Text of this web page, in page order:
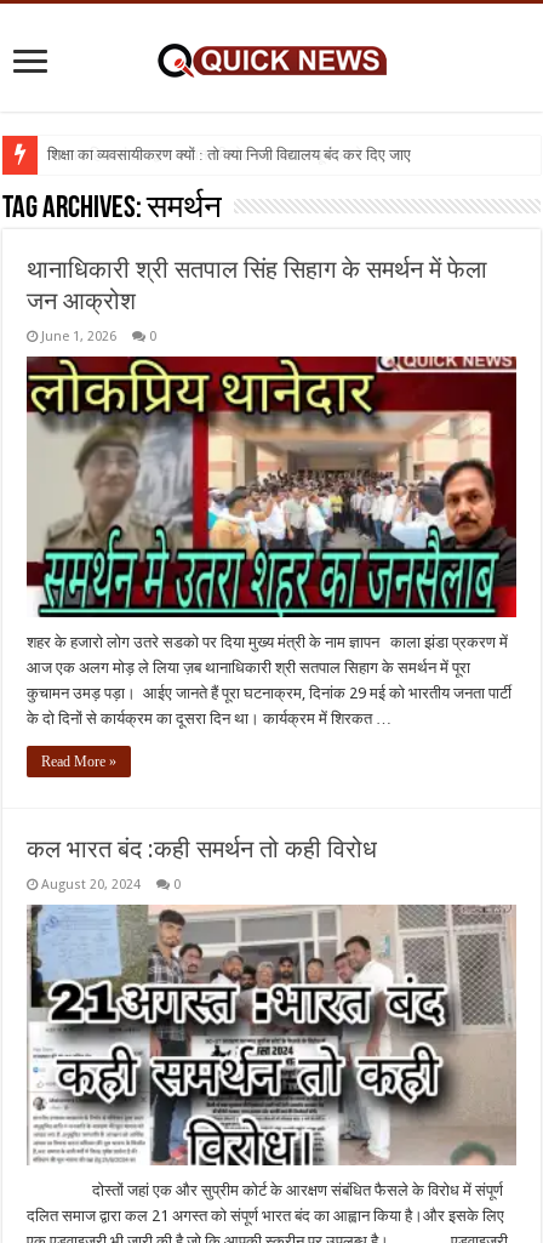
शिक्षा का व्यवसायीकरण क्यों : तो क्या निजी विद्यालय बंद कर दिए जाए
Tag Archives:समर्थन
थानाधिकारी श्री सतपाल सिंह सिहाग के समर्थन में फेला
जन आक्रोश
June 1, 2026 0
शहर के हजारो लोग उतरे सडको पर दिया मुख्य मंत्री के नाम ज्ञापन काला झंडा प्रकरण में
आज एक अलग मोड़ ले लिया ज़ब थानाधिकारी श्री सतपाल सिहाग के समर्थन में पूरा
कुचामन उमड़ पड़ा। आईए जानते हैं पूरा घटनाक्रम, दिनांक 29 मई को भारतीय जनता पार्टी
के दो दिनों से कार्यक्रम का दूसरा दिन था। कार्यक्रम में शिरकत …
Read More »
कल भारत बंद :कही समर्थन तो कही विरोध
August 20, 2024 0
दोस्तों जहां एक और सुप्रीम कोर्ट के आरक्षण संबंधित फैसले के विरोध में संपूर्ण
दलित समाज द्वारा कल 21 अगस्त को संपूर्ण भारत बंद का आह्वान किया है।और इसके लिए